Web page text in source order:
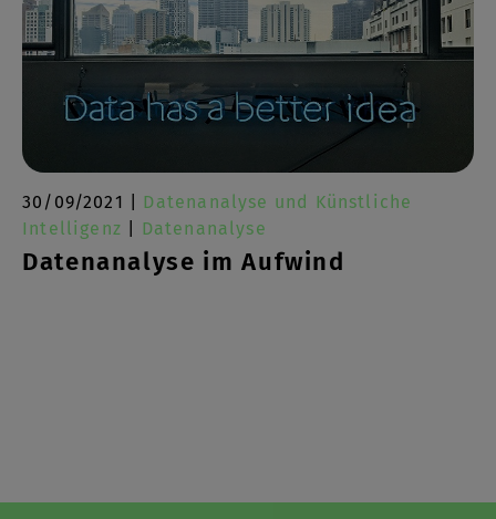
30/09/2021 | Datenanalyse und Künstliche
Intelligenz
Datenanalyse
Datenanalyse im Aufwind